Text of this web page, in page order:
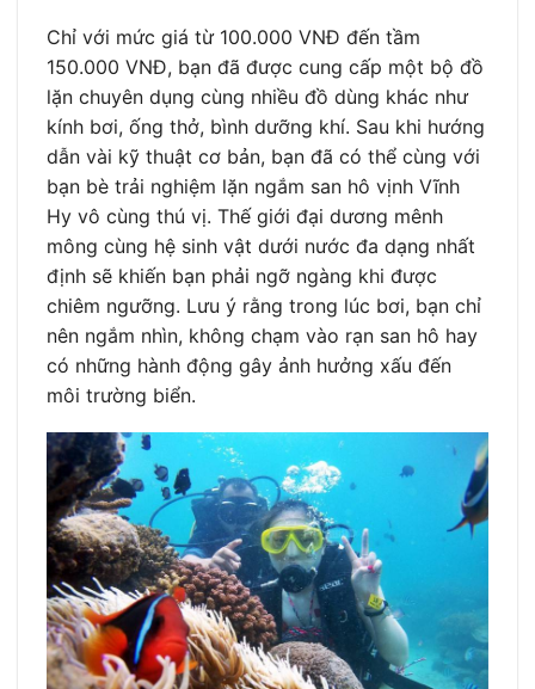
Chỉ với mức giá từ 100.000 VNĐ đến tầm
150.000 VNĐ, bạn đã được cung cấp một bộ đồ
lặn chuyên dụng cùng nhiều đồ dùng khác như
kính bơi, ống thở, bình dưỡng khí. Sau khi hướng
dẫn vài kỹ thuật cơ bản, bạn đã có thể cùng với
bạn bè trải nghiệm lặn ngắm san hô vịnh Vĩnh
Hy vô cùng thú vị. Thế giới đại dương mênh
mông cùng hệ sinh vật dưới nước đa dạng nhất
định sẽ khiến bạn phải ngỡ ngàng khi được
chiêm ngưỡng. Lưu ý rằng trong lúc bơi, bạn chỉ
nên ngắm nhìn, không chạm vào rạn san hô hay
có những hành động gây ảnh hưởng xấu đến
môi trường biển.